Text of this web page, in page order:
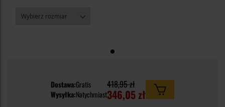
Dostawa:Gratis
Wysyłka:Natychmiast
418,95 zł
346,05 zł